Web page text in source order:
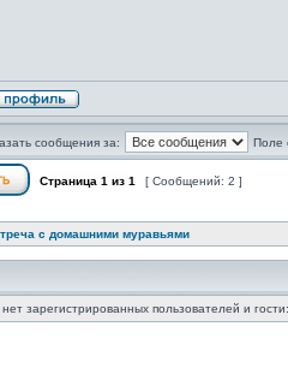
сообщения за: Поле
Страница 1 из 1 [ Сообщений: 2 ]
с домашними муравьями
зарегистрированных пользователей и